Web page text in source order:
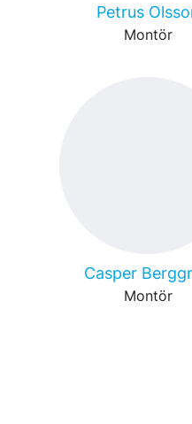
Petrus
Montör
Casper
Montör